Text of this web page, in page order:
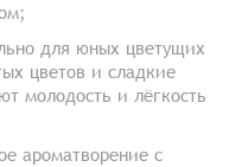
для юных цветущих
цветов и сладкие
молодость и лёгкость
ароматворение с